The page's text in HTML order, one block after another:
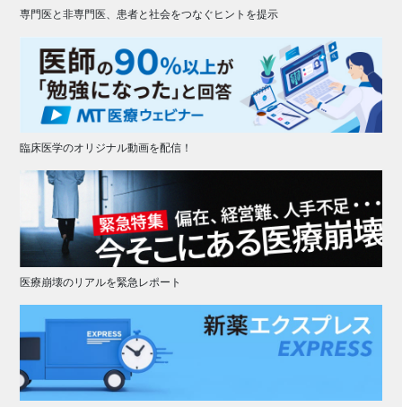
専門医と非専門医、患者と社会をつなぐヒントを提示
臨床医学のオリジナル動画を配信！
医療崩壊のリアルを緊急レポート